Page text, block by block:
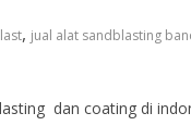
, jual alat sandblasting
dan coating di